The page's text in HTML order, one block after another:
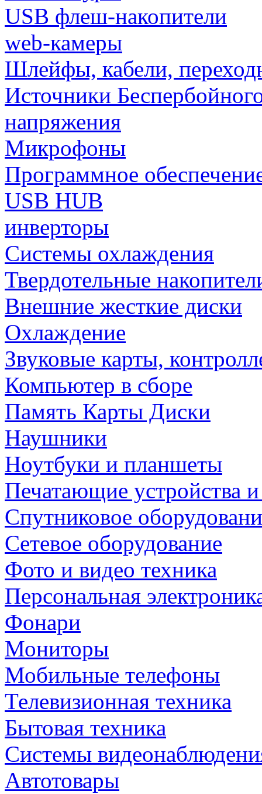
USB флеш-накопители
web-камеры
Шлейфы, кабели,
Источники
напряжения
Микрофоны
Программное
USB HUB
инверторы
Системы охлаждения
Твердотельные
Внешние жесткие диски
Охлаждение
Звуковые карты,
Компьютер в сборе
Память Карты Диски
Наушники
Ноутбуки и планшеты
Печатающие устройства
Спутниковое
Сетевое оборудование
Фото и видео техника
Персональная
Фонари
Мониторы
Мобильные телефоны
Телевизионная техника
Бытовая техника
Cистемы
Автотовары